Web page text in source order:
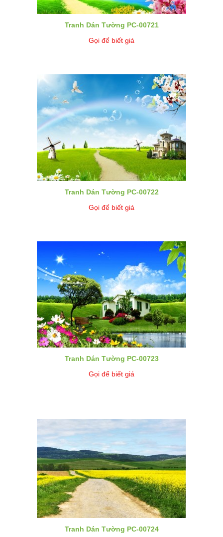
Tranh Dán Tường PC-00721
Gọi để biết giá
Tranh Dán Tường PC-00722
Gọi để biết giá
Tranh Dán Tường PC-00723
Gọi để biết giá
Tranh Dán Tường PC-00724